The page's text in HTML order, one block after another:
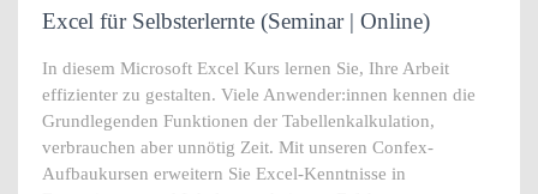
Excel für Selbsterlernte (Seminar | Online)
In diesem Microsoft Excel Kurs lernen Sie, Ihre Arbeit
effizienter zu gestalten. Viele Anwender:innen kennen die
Grundlegenden Funktionen der Tabellenkalkulation,
verbrauchen aber unnötig Zeit. Mit unseren Confex-
Aufbaukursen erweitern Sie Excel-Kenntnisse in